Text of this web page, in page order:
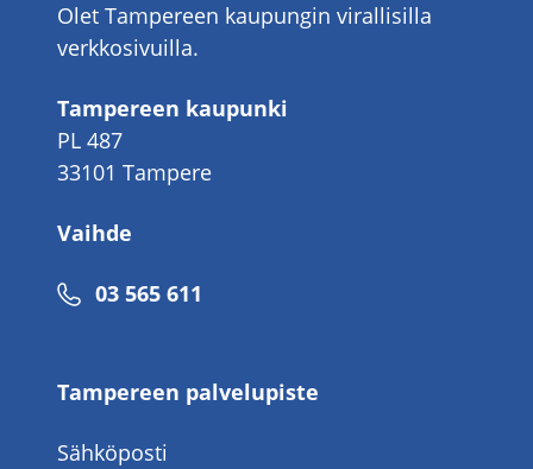
Olet Tampereen kaupungin virallisilla
verkkosivuilla.
Tampereen kaupunki
PL 487
33101 Tampere
Vaihde
Puhelinnumero
03 565 611
Tampereen palvelupiste
Sähköposti